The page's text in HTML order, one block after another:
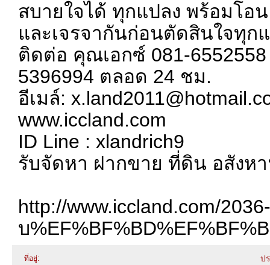
สบายใจได้ ทุกแปลง พร้อมโอ
และเจรจากันก่อนตัดสินใจทุก
ติดต่อ คุณเอกซ์ 081-6552558
5396994 ตลอด 24 ชม.
อีเมล์:
www.iccland.com
ID Line : xlandrich9
รับจัดหา ฝากขาย ที่ดิน อสังห
http://www.iccland.com/
บ
ที่อยู่:
ป